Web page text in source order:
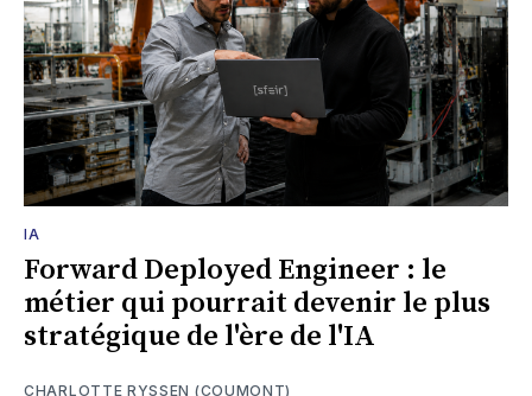
IA
Forward Deployed Engineer : le
métier qui pourrait devenir le plus
stratégique de l'ère de l'IA
CHARLOTTE RYSSEN (COUMONT)